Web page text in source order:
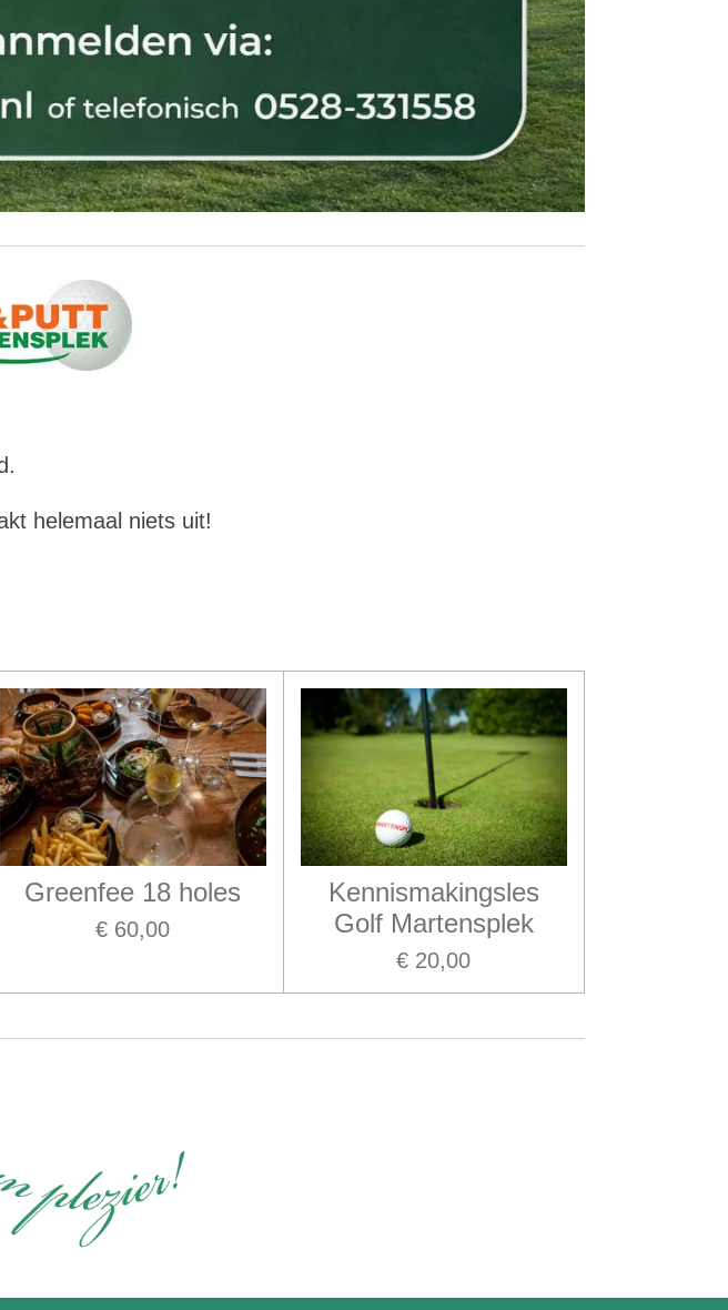
helemaal niets uit!
Greenfee 18 holes
€ 60,00
Kennismakingsles
Golf Martensplek
€ 20,00